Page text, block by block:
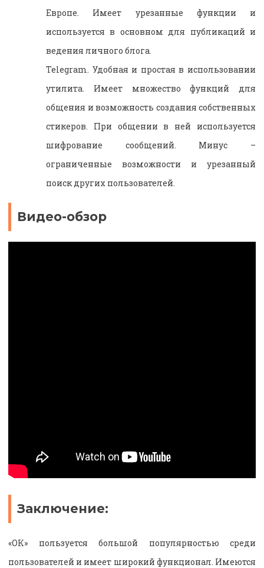
Европе. Имеет урезанные функции и
используется в основном для публикаций и
ведения личного блога.
Telegram. Удобная и простая в использовании
утилита. Имеет множество функций для
общения и возможность создания собственных
стикеров. При общении в ней используется
шифрование сообщений. Минус –
ограниченные возможности и урезанный
поиск других пользователей.
Видео-обзор
Заключение:
«ОК» пользуется большой популярностью среди
пользователей и имеет широкий функционал. Имеются